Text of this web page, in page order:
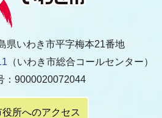
いわき市平字梅本21番地
（いわき市総合コールセンター）
：9000020072044
役所へのアクセス